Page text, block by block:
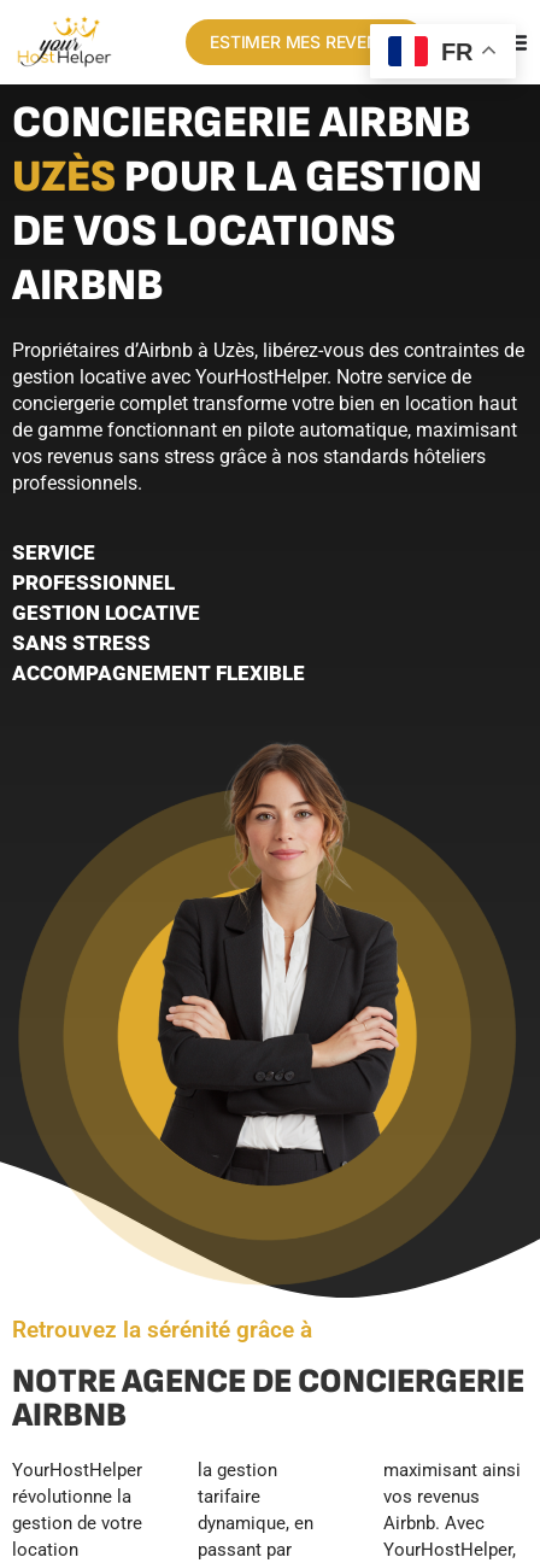
ESTIMER MES REVENUS
CONCIERGERIE AIRBNB
UZÈS POUR LA GESTION
DE VOS LOCATIONS
AIRBNB
Propriétaires d’Airbnb à Uzès, libérez-vous des contraintes de
gestion locative avec YourHostHelper. Notre service de
conciergerie complet transforme votre bien en location haut
de gamme fonctionnant en pilote automatique, maximisant
vos revenus sans stress grâce à nos standards hôteliers
professionnels.
SERVICE
PROFESSIONNEL
GESTION LOCATIVE
SANS STRESS
ACCOMPAGNEMENT FLEXIBLE
Retrouvez la sérénité grâce à
NOTRE AGENCE DE CONCIERGERIE
AIRBNB
YourHostHelper
révolutionne la
gestion de votre
location
la gestion
tarifaire
dynamique, en
passant par
maximisant ainsi
vos revenus
Airbnb. Avec
YourHostHelper,
FR